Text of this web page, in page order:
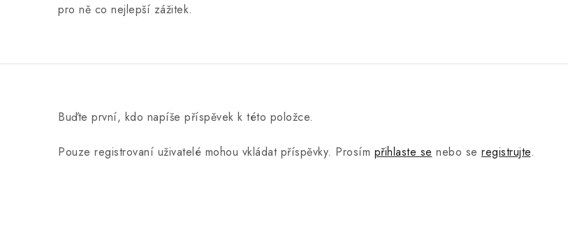
pro ně co nejlepší zážitek.
Buďte první, kdo napíše příspěvek k této položce.
Pouze registrovaní uživatelé mohou vkládat příspěvky. Prosím přihlaste se nebo se registrujte.